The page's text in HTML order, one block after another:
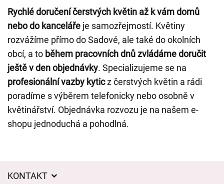
Rychlé doručení čerstvých květin až k vám domů
nebo do kanceláře je samozřejmostí. Květiny
rozvážíme přímo do Sadové, ale také do okolních
obcí, a to během pracovních dnů zvládáme doručit
ještě v den objednávky. Specializujeme se na
profesionální vazby kyticz čerstvých květin a rádi
poradíme s výběrem telefonicky nebo osobně v
květinářství. Objednávka rozvozu je na našem e-
shopu jednoduchá a pohodlná.
KONTAKT